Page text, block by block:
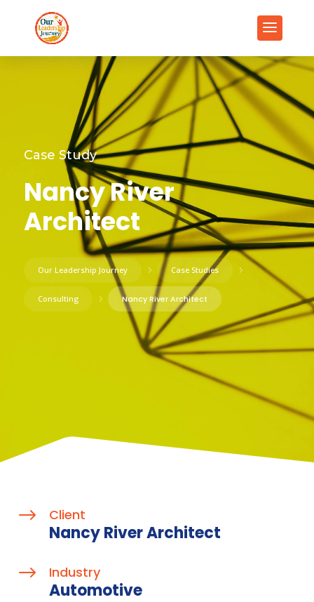
Case Study
Nancy River
Architect
Our Leadership Journey 5 Case Studies 5
Consulting 5 Nancy River Architect
$ Client
Nancy River Architect
$ Industry
Automotive